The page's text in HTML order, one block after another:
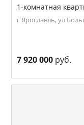
1-комнатная
г Ярославль, ул
7 920 000руб.